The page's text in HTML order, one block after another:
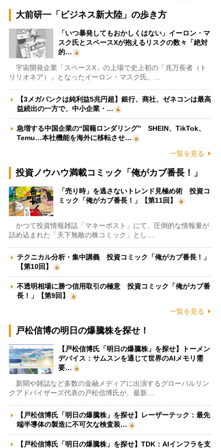
大前研一「ビジネス新大陸」の歩き方
「いつ暴発してもおかしくはない」イーロン・マ
スク氏とスペースXが抱えるリスクの数々「絶対
的…
宇宙開発企業「スペースX」の上場で史上初の「兆万長者（ト
リリオネア）」となったイーロン・マスク氏。…
【3メガバンクは純利益5兆円超】銀行、商社、ゼネコンは最高
益続出の一方で、中小企業・…
急増する中国企業の“国籍ロンダリング” SHEIN、TikTok、
Temu…本社機能を海外に移転させ…
一覧を見る
投資ノウハウ満載コミック「俺がカブ番長！」
「売り時」を逃さないトレンド見極め術 投資コ
ミック「俺がカブ番長！」【第11回】
かつて投資情報雑誌「マネーポスト」にて、圧倒的な情報量が
詰め込まれた「天下無敵の株コミック」とし…
テクニカル分析・集中講義 投資コミック「俺がカブ番長！」
【第10回】
不透明相場に勝つ信用取引の極意 投資コミック「俺がカブ番
長！」【第9回】
一覧を見る
戸松信博の明日の爆騰株を探せ！
【戸松信博氏「明日の爆騰株」を探せ】トーメン
デバイス：サムスンを通じて世界のAIメモリ需
要…
新聞や雑誌など多数の金融メディアに出演するグローバルリン
クアドバイザーズ代表の戸松信博氏が、最新…
【戸松信博氏「明日の爆騰株」を探せ】レーザーテック：最先
端半導体の製造に不可欠な検査装…
【戸松信博氏「明日の爆騰株」を探せ】TDK：AIインフラを支